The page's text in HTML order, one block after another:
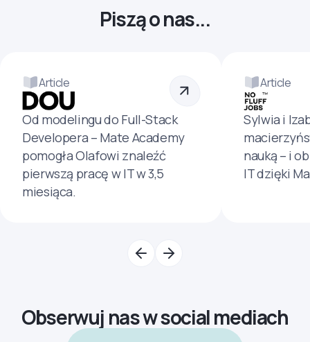
Piszą o nas...
Article
Od modelingu do Full-Stack
Developera – Mate Academy
pomogła Olafowi znaleźć
pierwszą pracę w IT w 3,5
miesiąca.
Article
Sylwia i
nauką – i
IT dzięki
Obserwuj nas w social mediach